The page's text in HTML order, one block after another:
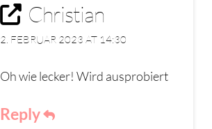
Christian
2. FEBRUAR 2023 AT 14:30
Oh wie lecker! Wird ausprobiert
Reply